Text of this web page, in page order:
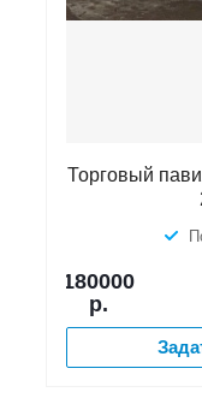
Торговый
180000
р.